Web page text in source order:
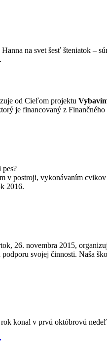
na svet šesť šteniatok –
od Cieľom projektu
je financovaný z
pes?
v postroji, vykonávaním cvikov
2016.
26. novembra 2015,
svojej činnosti. Naša
konal v prvú októbrovú